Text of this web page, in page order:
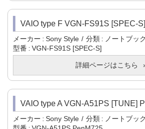
VAIO type F VGN-FS91S [SPEC-S]
メーカー Sony Style 分類
ノートブッ
型番
VGN-FS91S [SPEC-S]
詳細ページはこちら
VAIO type A VGN-A51PS [TUNE]
メーカー Sony Style 分類
ノートブッ